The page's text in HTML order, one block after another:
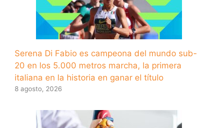
Serena Di Fabio es campeona del mundo sub-
20 en los 5.000 metros marcha, la primera
italiana en la historia en ganar el título
8 agosto, 2026